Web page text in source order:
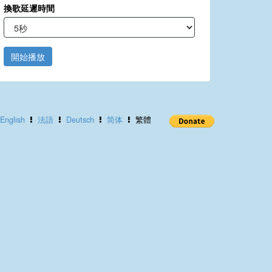
換歌延遲時間
開始播放
English 法語 Deutsch 简体 繁體